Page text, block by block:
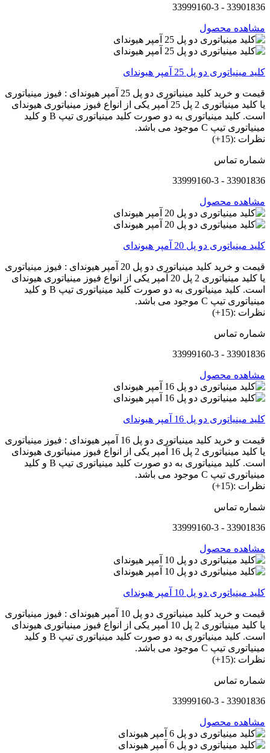
33901836 - 33999160-3
مشاهده محصول
کلید مینیاتوری دو پل 25 آمپر هیوندای
قیمت و خرید کلید مینیاتوری دو پل 25 آمپر هیوندای : فیوز مینیاتوری
یا کلید مینیاتوری 2 پل 25 آمپر یکی از انواع فیوز مینیاتوری هیوندای
است. کلید مینیاتوری به دو صورت کلید مینیاتوری تیپ B و کلید
مینیاتوری تیپ C موجود می باشد.
نظرات :(15+)
شماره تماس
33901836 - 33999160-3
مشاهده محصول
کلید مینیاتوری دو پل 20 آمپر هیوندای
قیمت و خرید کلید مینیاتوری دو پل 20 آمپر هیوندای : فیوز مینیاتوری
یا کلید مینیاتوری 2 پل 20 آمپر یکی از انواع فیوز مینیاتوری هیوندای
است. کلید مینیاتوری به دو صورت کلید مینیاتوری تیپ B و کلید
مینیاتوری تیپ C موجود می باشد.
نظرات :(15+)
شماره تماس
33901836 - 33999160-3
مشاهده محصول
کلید مینیاتوری دو پل 16 آمپر هیوندای
قیمت و خرید کلید مینیاتوری دو پل 16 آمپر هیوندای : فیوز مینیاتوری
یا کلید مینیاتوری 2 پل 16 آمپر یکی از انواع فیوز مینیاتوری هیوندای
است. کلید مینیاتوری به دو صورت کلید مینیاتوری تیپ B و کلید
مینیاتوری تیپ C موجود می باشد.
نظرات :(15+)
شماره تماس
33901836 - 33999160-3
مشاهده محصول
کلید مینیاتوری دو پل 10 آمپر هیوندای
قیمت و خرید کلید مینیاتوری دو پل 10 آمپر هیوندای : فیوز مینیاتوری
یا کلید مینیاتوری 2 پل 10 آمپر یکی از انواع فیوز مینیاتوری هیوندای
است. کلید مینیاتوری به دو صورت کلید مینیاتوری تیپ B و کلید
مینیاتوری تیپ C موجود می باشد.
نظرات :(15+)
شماره تماس
33901836 - 33999160-3
مشاهده محصول